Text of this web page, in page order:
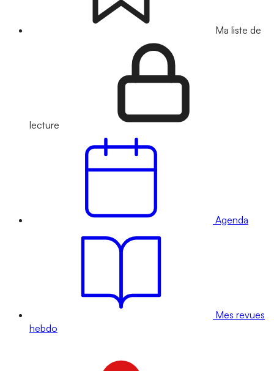
Ma liste de
lecture
Agenda
Mes revues
hebdo